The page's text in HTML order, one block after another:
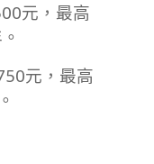
元，最高
元，最高